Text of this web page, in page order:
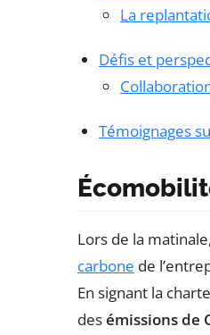
La
Défis et
Témoignages
Lors de la matinale,
carbone de
En signant la
desémissions de